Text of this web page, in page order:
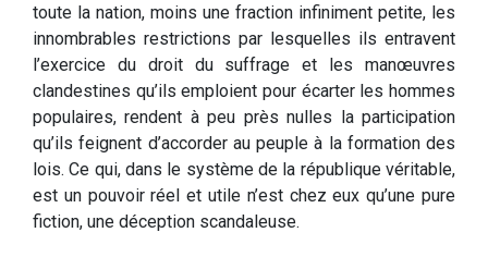
toute la nation, moins une fraction infiniment petite, les
innombrables restrictions par lesquelles ils entravent
l’exercice du droit du suffrage et les manœuvres
clandestines qu’ils emploient pour écarter les hommes
populaires, rendent à peu près nulles la participation
qu’ils feignent d’accorder au peuple à la formation des
lois. Ce qui, dans le système de la république véritable,
est un pouvoir réel et utile n’est chez eux qu’une pure
fiction, une déception scandaleuse.